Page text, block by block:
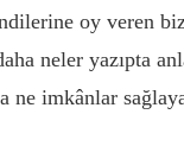
oy veren
neler yazıpta
ne imkânlar